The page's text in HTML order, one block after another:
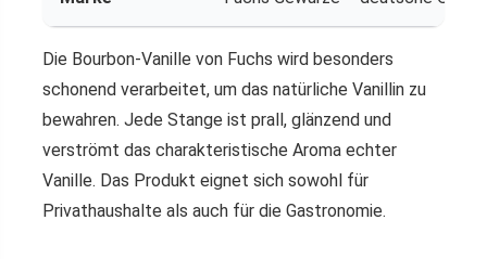
Die Bourbon-Vanille von Fuchs wird besonders
schonend verarbeitet, um das natürliche Vanillin zu
bewahren. Jede Stange ist prall, glänzend und
verströmt das charakteristische Aroma echter
Vanille. Das Produkt eignet sich sowohl für
Privathaushalte als auch für die Gastronomie.